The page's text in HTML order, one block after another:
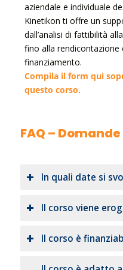
aziendale e individuale
Kinetikon ti offre un
dall’analisi di fattibilità
fino alla rendicontazione
finanziamento.
Compila il form qui
questo corso.
FAQ –
In quali date si
Il corso viene
Il corso è